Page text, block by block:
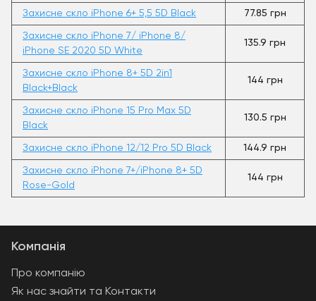
Захисне скло iPhone 6+ 5,5 5D Black 77.85 грн
Захисне скло iPhone 7/ iPhone 8/
iPhone SE 2020 5D White
135.9 грн
Захисне скло iPhone 8+ 5D 2in1
Black+Black
144 грн
Захисне скло iPhone 15 Pro Max 5D
Black
130.5 грн
Захисне скло iPhone 12/12 Pro 5D Black 144.9 грн
Захисне скло iPhone 7+/iPhone 8+ 5D
Rose-Gold
144 грн
Компанія
Про компанію
Як нас знайти та Контакти